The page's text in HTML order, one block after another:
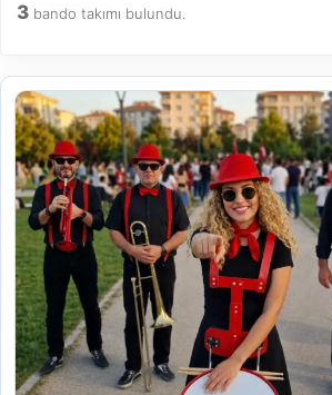
3 bando takımı bulundu.